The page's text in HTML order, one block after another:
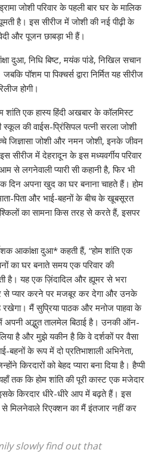
जोशी परिवार के पहली बार घर के मालिक
है। इस सीरीज में जोशी की नई पीढ़ी के
और पूजन छाबड़ा भी हैं।
दुआ, निधि बिष्ट, मयंक पांडे, निखिल सचान
पॉशम पा पिक्चर्स द्वारा निर्मित यह सीरीज
होगी।
शांति एक हास्य हिंदी अखबार के कॉलमिस्ट
स्कूल की वाईस-प्रिंसिपल पत्नी सरला जोशी
जोशी और नमन जोशी, इनके जीवन
सीरीज में देहरादून के इस मध्यवर्गीय परिवार
से लगनेवाली प्यारी सी कहानी है, फिर भी
दिन अपना खुद का घर बनाना चाहते हैं। होम
पिता और भाई-बहनों के बीच के खूबसूरत
का सामना किस तरह से करते हैं, इसपर
आकांक्षा दुआ* कहती हैं, “होम शांति एक
का घर बनाते समय एक परिवार की
है। यह एक ज़िंदादिल और ह्यूमर से भरा
से प्यार करने पर मजबूर कर देगा और उनके
मैं सुप्रिया पाठक और मनोज पाहवा के
में अपनी अद्भुत तालमेल बिठाई है। उनकी ऑन-
है और मुझे यकीन है कि वे दर्शकों पर वैसा
बहनों के रूप में दो प्रतिभाशाली अभिनेता,
किरदारों को बेहद प्यारा बना दिया है। हैप्पी
तक कि होम शांति की पूरी कास्ट एक मजेदार
किरदार धीरे-धीरे आप में बढ़ते हैं। इस
मिलनेवाले रिएक्शन का मैं इंतजार नहीं कर
slowly find out that